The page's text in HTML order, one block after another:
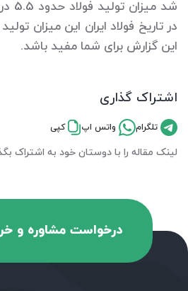
شد
در تاریخ فولاد ایران این میزان
این گزارش برای شما مفید باشد.
اشتراک گذاری
تلگرام واتس اپ کپی
لینک مقاله را با دوستان خود به اشتراک
درخواست مشاوره و